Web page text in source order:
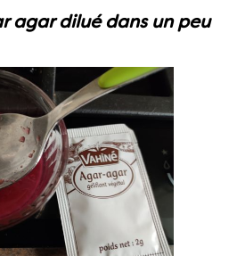
agar dilué dans un peu